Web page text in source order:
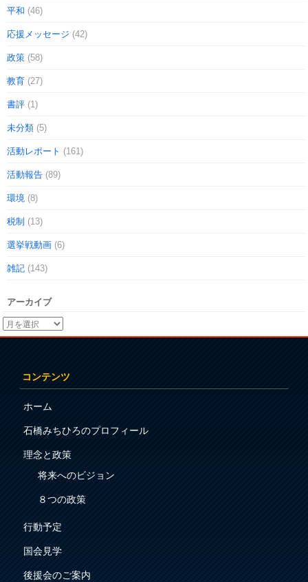
平和 (46)
応援メッセージ (42)
政策 (58)
教育 (27)
書評 (1)
未分類 (5)
活動レポート (161)
活動報告 (89)
環境 (8)
税制 (13)
選挙戦動画 (6)
雑記 (143)
アーカイブ
コンテンツ
ホーム
石橋みちひろのプロフィール
理念と政策
将来へのビジョン
８つの政策
行動予定
国会見学
後援会のご案内